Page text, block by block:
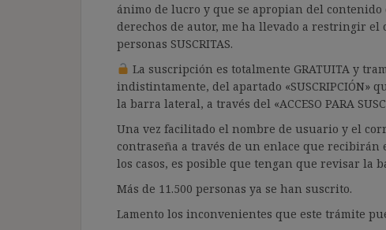
ánimo de lucro y que se apropian del
derechos de autor, me ha llevado a restringir
personas SUSCRITAS.
La suscripción es totalmente GRATUITA y
indistintamente, del apartado «SUSCRIPCIÓN»
la barra lateral, a través del «ACCESO PARA
Una vez facilitado el nombre de usuario y el
contraseña a través de un enlace que
los casos, es posible que tengan que revisar la
Más de 11.500 personas ya se han suscrito.
Lamento los inconvenientes que este trámite